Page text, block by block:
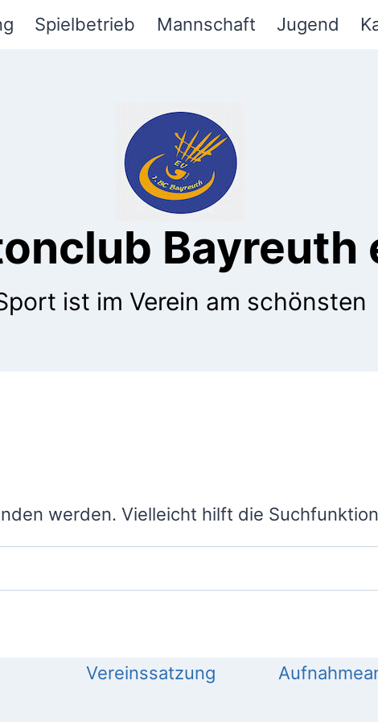
Spielbetrieb Mannschaft Jugend
Bayreuth
ist im Verein am schönsten
werden. Vielleicht hilft die
Vereinssatzung